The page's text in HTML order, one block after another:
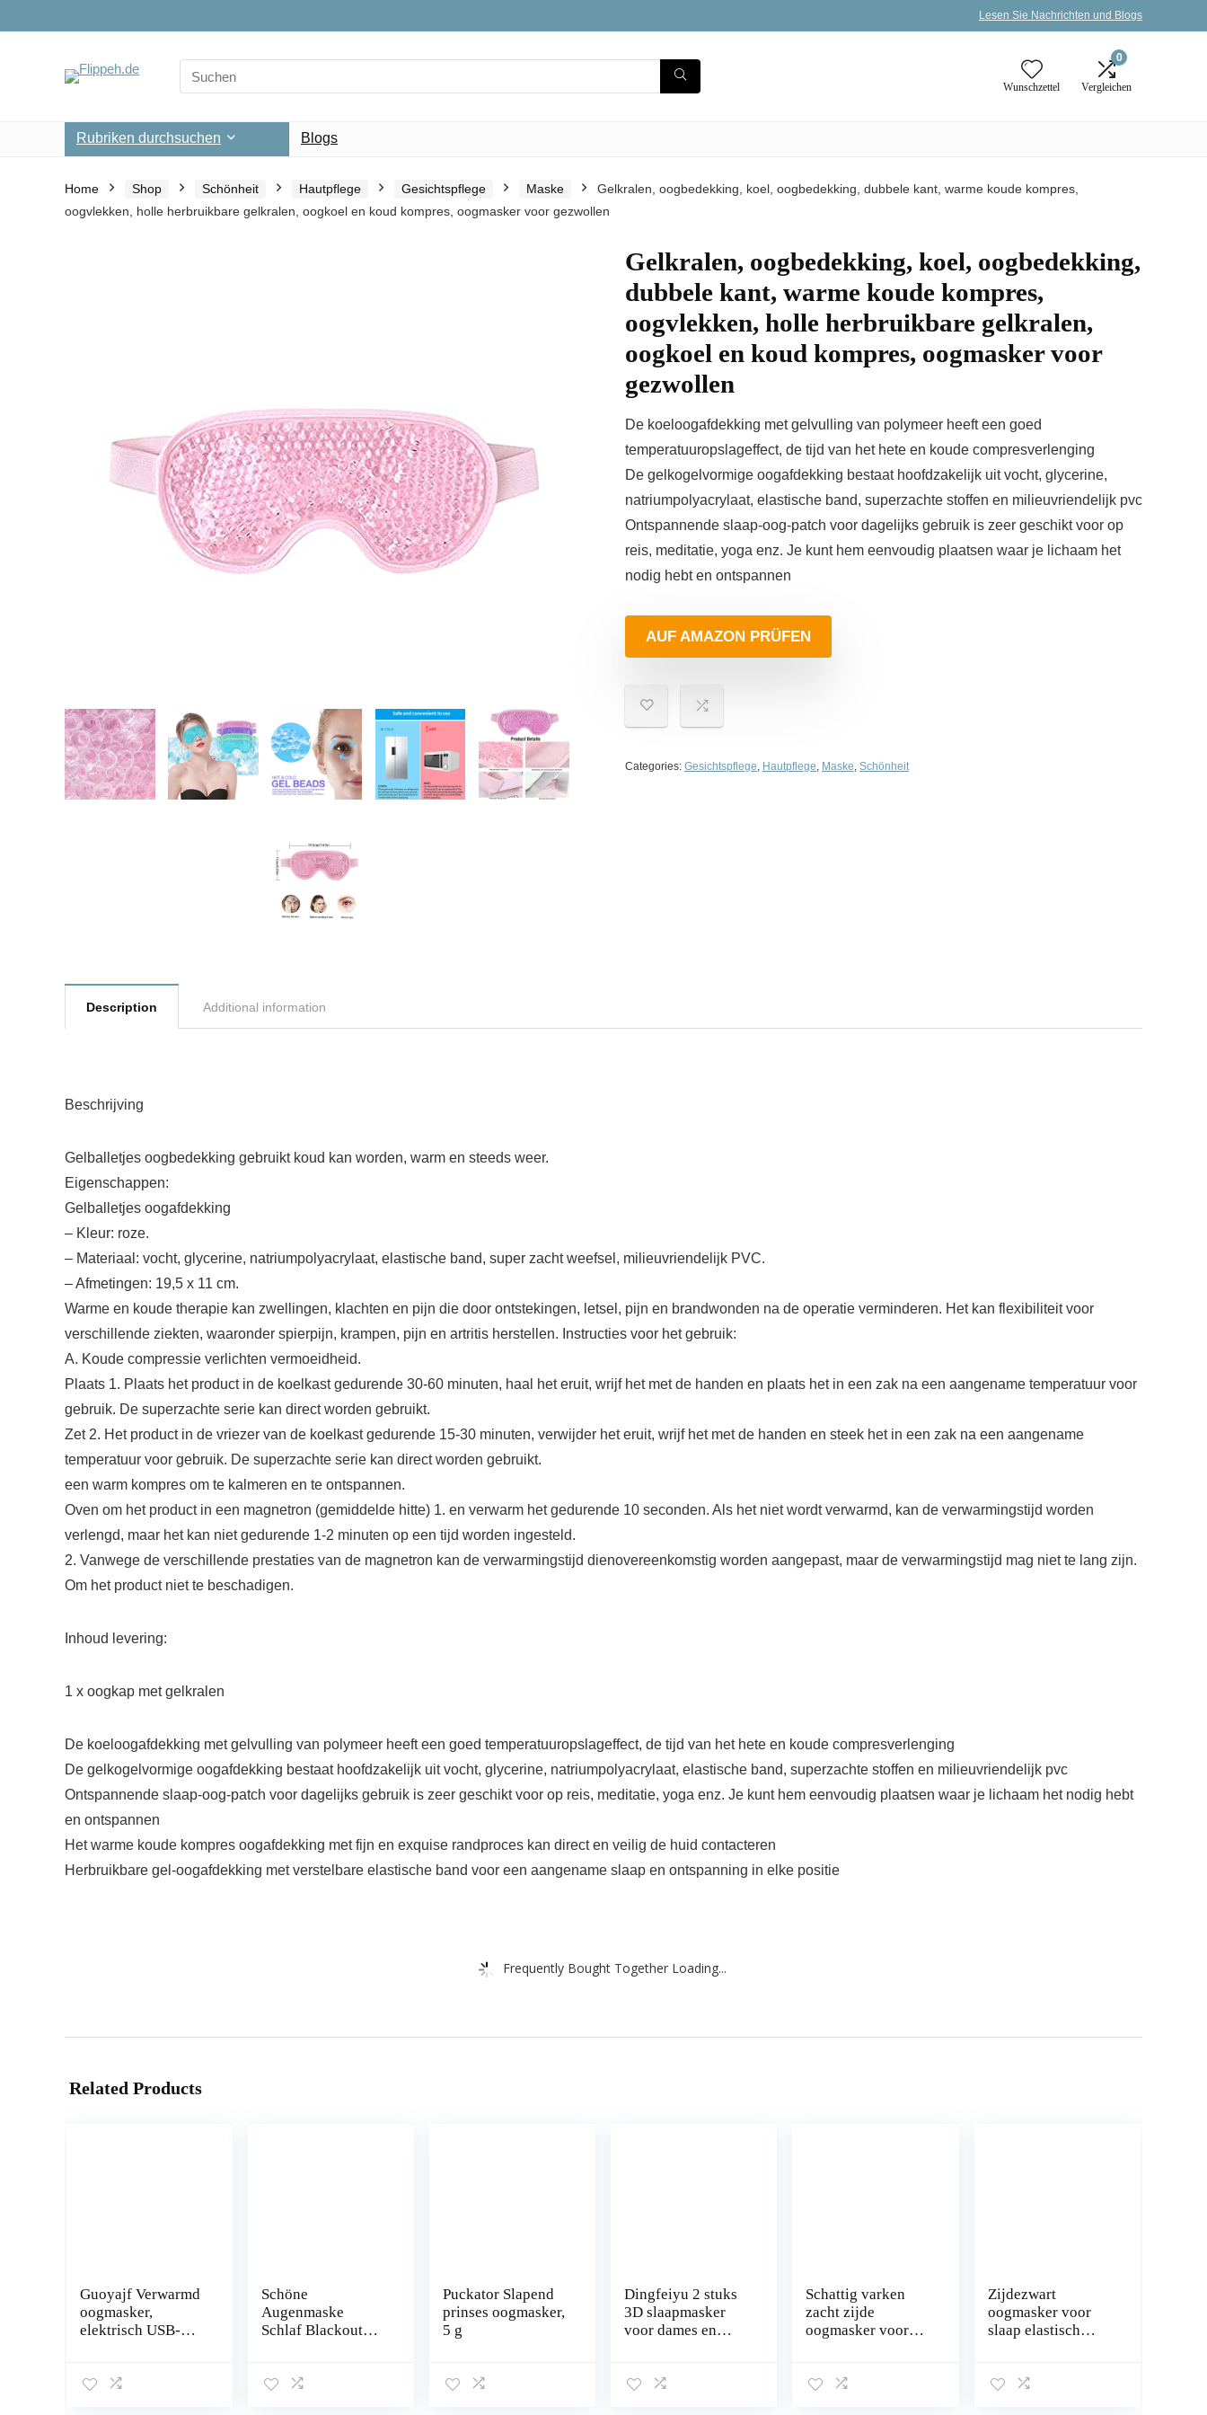
Lesen Sie Nachrichten und Blogs
Search
for:
Wunschzettel
0
Vergleichen
Rubriken durchsuchen Blogs
Home Shop Schönheit Hautpflege Gesichtspflege Maske
Gelkralen, oogbedekking, koel, oogbedekking, dubbele kant, warme koude kompres,
oogvlekken, holle herbruikbare gelkralen, oogkoel en koud kompres, oogmasker voor gezwollen
Gelkralen, oogbedekking, koel, oogbedekking,
dubbele kant, warme koude kompres,
oogvlekken, holle herbruikbare gelkralen,
oogkoel en koud kompres, oogmasker voor
gezwollen
De koeloogafdekking met gelvulling van polymeer heeft een goed
temperatuuropslageffect, de tijd van het hete en koude compresverlenging
De gelkogelvormige oogafdekking bestaat hoofdzakelijk uit vocht, glycerine,
natriumpolyacrylaat, elastische band, superzachte stoffen en milieuvriendelijk pvc
Ontspannende slaap-oog-patch voor dagelijks gebruik is zeer geschikt voor op
reis, meditatie, yoga enz. Je kunt hem eenvoudig plaatsen waar je lichaam het
nodig hebt en ontspannen
AUF AMAZON PRÜFEN
Categories: Gesichtspflege, Hautpflege, Maske, Schönheit
Description Additional information
Beschrijving
Gelballetjes oogbedekking gebruikt koud kan worden, warm en steeds weer.
Eigenschappen:
Gelballetjes oogafdekking
– Kleur: roze.
– Materiaal: vocht, glycerine, natriumpolyacrylaat, elastische band, super zacht weefsel, milieuvriendelijk PVC.
– Afmetingen: 19,5 x 11 cm.
Warme en koude therapie kan zwellingen, klachten en pijn die door ontstekingen, letsel, pijn en brandwonden na de operatie verminderen. Het kan flexibiliteit voor
verschillende ziekten, waaronder spierpijn, krampen, pijn en artritis herstellen. Instructies voor het gebruik:
A. Koude compressie verlichten vermoeidheid.
Plaats 1. Plaats het product in de koelkast gedurende 30-60 minuten, haal het eruit, wrijf het met de handen en plaats het in een zak na een aangename temperatuur voor
gebruik. De superzachte serie kan direct worden gebruikt.
Zet 2. Het product in de vriezer van de koelkast gedurende 15-30 minuten, verwijder het eruit, wrijf het met de handen en steek het in een zak na een aangename
temperatuur voor gebruik. De superzachte serie kan direct worden gebruikt.
een warm kompres om te kalmeren en te ontspannen.
Oven om het product in een magnetron (gemiddelde hitte) 1. en verwarm het gedurende 10 seconden. Als het niet wordt verwarmd, kan de verwarmingstijd worden
verlengd, maar het kan niet gedurende 1-2 minuten op een tijd worden ingesteld.
2. Vanwege de verschillende prestaties van de magnetron kan de verwarmingstijd dienovereenkomstig worden aangepast, maar de verwarmingstijd mag niet te lang zijn.
Om het product niet te beschadigen.
Inhoud levering:
1 x oogkap met gelkralen
De koeloogafdekking met gelvulling van polymeer heeft een goed temperatuuropslageffect, de tijd van het hete en koude compresverlenging
De gelkogelvormige oogafdekking bestaat hoofdzakelijk uit vocht, glycerine, natriumpolyacrylaat, elastische band, superzachte stoffen en milieuvriendelijk pvc
Ontspannende slaap-oog-patch voor dagelijks gebruik is zeer geschikt voor op reis, meditatie, yoga enz. Je kunt hem eenvoudig plaatsen waar je lichaam het nodig hebt
en ontspannen
Het warme koude kompres oogafdekking met fijn en exquise randproces kan direct en veilig de huid contacteren
Herbruikbare gel-oogafdekking met verstelbare elastische band voor een aangename slaap en ontspanning in elke positie
Frequently Bought Together Loading...
Related Products
Guoyajf Verwarmd
oogmasker,
elektrisch USB-
oogmasker,
Schöne
Augenmaske
Schlaf Blackout
Universum Muster
Puckator Slapend
prinses oogmasker,
5 g
Dingfeiyu 2 stuks
3D slaapmasker
voor dames en
volledig
Schattig varken
zacht zijde
oogmasker voor
kinderen reizen en
Zijdezwart
oogmasker voor
slaap elastisch